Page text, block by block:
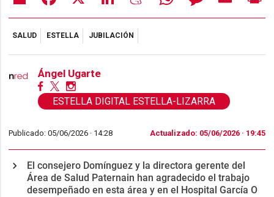
SALUD ESTELLA JUBILACIÓN
Ángel Ugarte
ESTELLA DIGITAL ESTELLA-LIZARRA
Publicado: 05/06/2026 · 14:28 Actualizado: 05/06/2026 · 19:45
El consejero Domínguez y la directora gerente del
Área de Salud Paternain han agradecido el trabajo
desempeñado en esta área y en el Hospital García O